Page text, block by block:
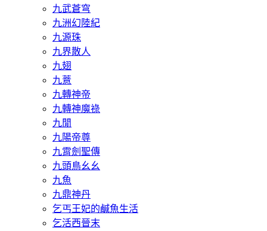
九武蒼穹
九洲幻陸紀
九源珠
九界散人
九翅
九薏
九轉神帝
九轉神魔祿
九閒
九陽帝尊
九霄劍聖傳
九頭鳥幺幺
九魚
九鼎神丹
乞丐王妃的鹹魚生活
乞活西晉末